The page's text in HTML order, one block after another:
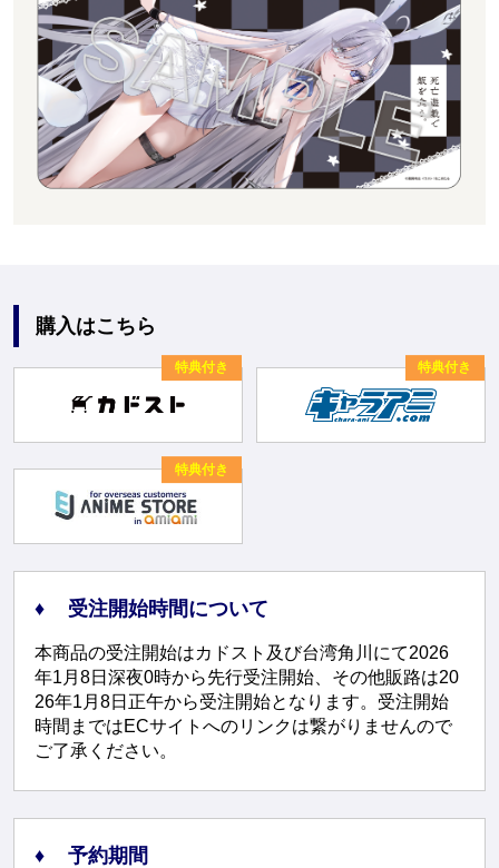
購入はこちら
特典付き 特典付き
特典付き
受注開始時間について
本商品の受注開始はカドスト及び台湾角川にて2026
年1月8日深夜0時から先行受注開始、その他販路は20
26年1月8日正午から受注開始となります。受注開始
時間まではECサイトへのリンクは繋がりませんので
ご了承ください。
予約期間